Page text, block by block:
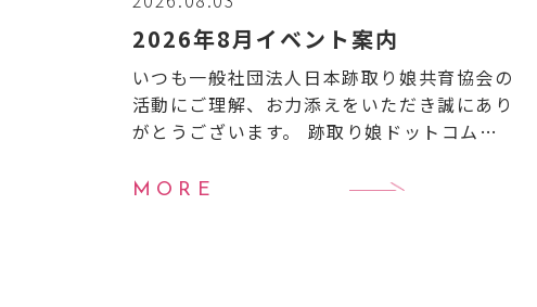
2026年8月イベント案内
いつも一般社団法人日本跡取り娘共育協会の
活動にご理解、お力添えをいただき誠にあり
がとうございます。 跡取り娘ドットコムよ
ント案内】
8月6日（木）20:00〜21:00
MORE